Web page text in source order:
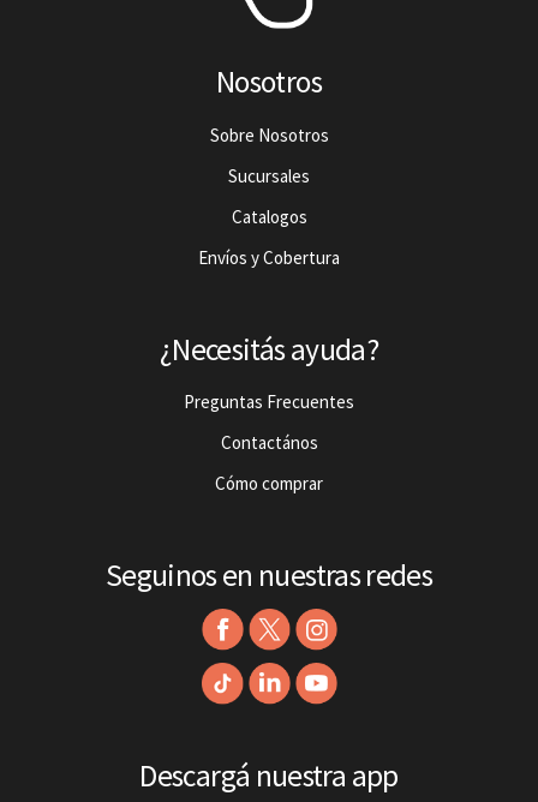
Nosotros
Sobre Nosotros
Sucursales
Catalogos
Envíos y Cobertura
¿Necesitás ayuda?
Preguntas Frecuentes
Contactános
Cómo comprar
Seguinos en nuestras redes
Descargá nuestra app